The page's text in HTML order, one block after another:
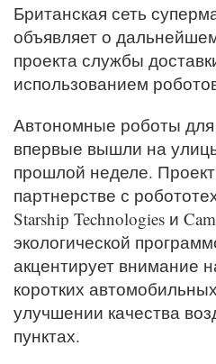
Британская сеть
объявляет о
проекта службы
использованием
Автономные роботы
впервые вышли на
прошлой неделе.
партнерстве с
Starship Technologies и
экологической
акцентирует внимание
коротких
улучшении качества
пунктах.